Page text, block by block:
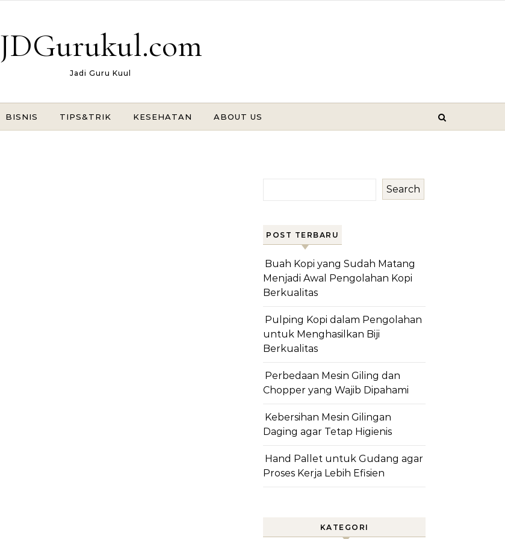
JDGurukul.com
Jadi Guru Kuul
BISNIS TIPS&TRIK KESEHATAN ABOUT US
Search
POST TERBARU
Buah Kopi yang Sudah Matang
Menjadi Awal Pengolahan Kopi
Berkualitas
Pulping Kopi dalam Pengolahan
untuk Menghasilkan Biji
Berkualitas
Perbedaan Mesin Giling dan
Chopper yang Wajib Dipahami
Kebersihan Mesin Gilingan
Daging agar Tetap Higienis
Hand Pallet untuk Gudang agar
Proses Kerja Lebih Efisien
KATEGORI